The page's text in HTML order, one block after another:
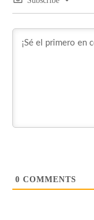
0 COMMENTS